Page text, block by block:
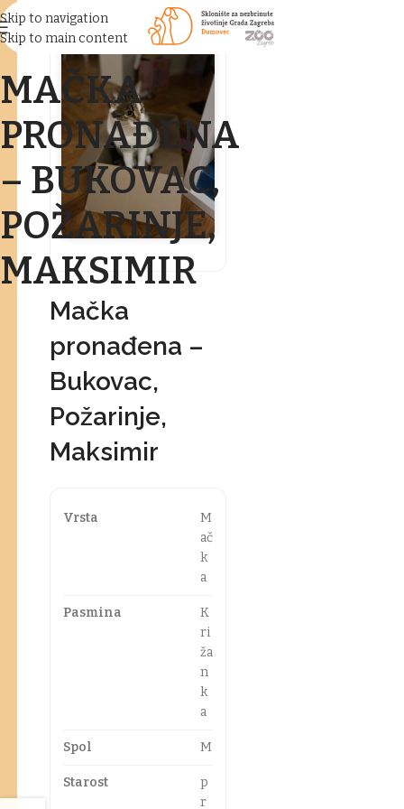
Skip to navigation
Skip to main content
MAČKA
PRONAĐENA
– BUKOVAC,
POŽARINJE,
MAKSIMIR
Mačka
pronađena –
Bukovac,
Požarinje,
Maksimir
Vrsta
M
ač
k
a
Pasmina
K
ri
ža
n
k
a
Spol M
Starost
p
r